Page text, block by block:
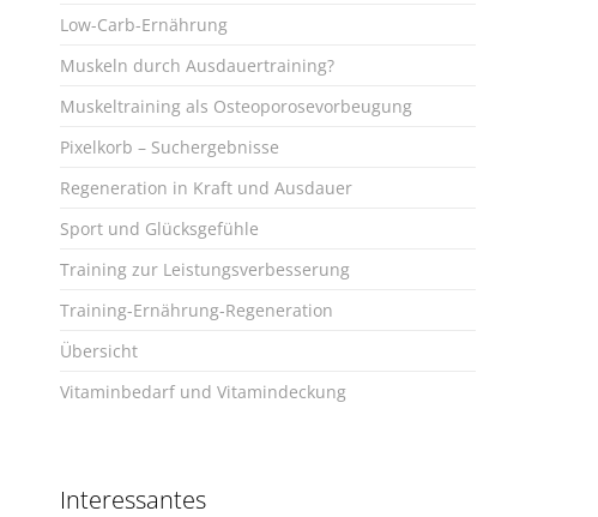
Low-Carb-Ernährung
Muskeln durch Ausdauertraining?
Muskeltraining als Osteoporosevorbeugung
Pixelkorb – Suchergebnisse
Regeneration in Kraft und Ausdauer
Sport und Glücksgefühle
Training zur Leistungsverbesserung
Training-Ernährung-Regeneration
Übersicht
Vitaminbedarf und Vitamindeckung
Interessantes